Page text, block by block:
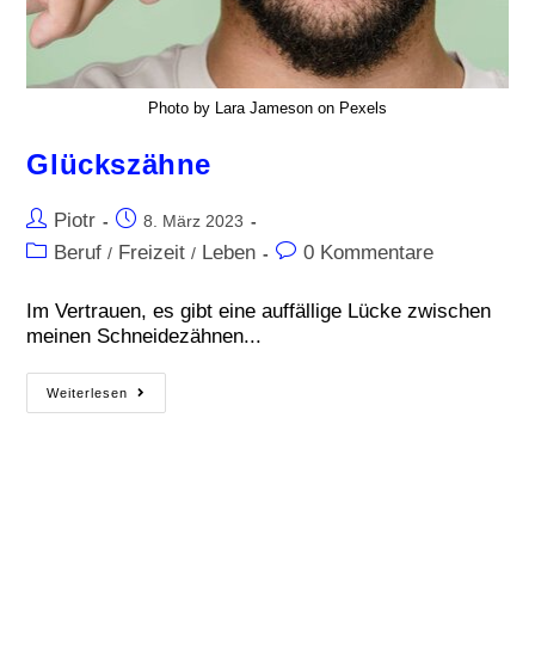
Photo by Lara Jameson on Pexels
Glückszähne
Piotr 8. März 2023
Beruf / Freizeit / Leben 0 Kommentare
Im Vertrauen, es gibt eine auffällige Lücke zwischen
meinen Schneidezähnen...
Weiterlesen